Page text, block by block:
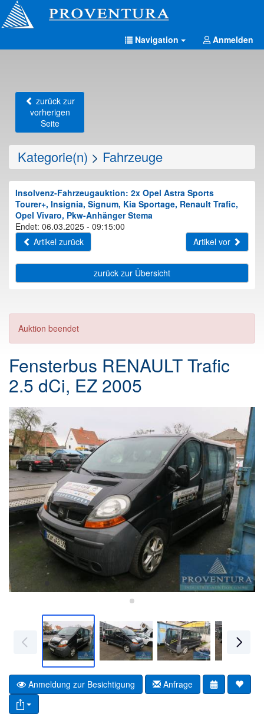
Navigation Anmelden
zurück zur
vorherigen
Seite
Kategorie(n) > Fahrzeuge
Insolvenz-Fahrzeugauktion: 2x Opel Astra Sports
Tourer+, Insignia, Signum, Kia Sportage, Renault Trafic,
Opel Vivaro, Pkw-Anhänger Stema
Endet: 06.03.2025 - 09:15:00
Artikel zurück
Artikel vor
zurück zur Übersicht
Auktion beendet
Fensterbus RENAULT Trafic
2.5 dCi, EZ 2005
Anmeldung zur Besichtigung Anfrage